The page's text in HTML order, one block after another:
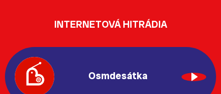
INTERNETOVÁ HITRÁDIA
Osmdesátka